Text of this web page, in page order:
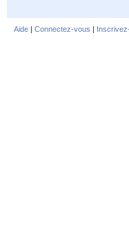
Aide | Connectez-vous |